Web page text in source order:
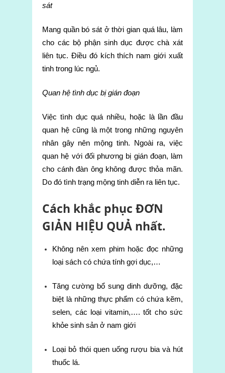
sát
Mang quần bó sát ở thời gian quá lâu, làm
cho các bộ phận sinh dục được chà xát
liên tục. Điều đó kích thích nam giới xuất
tinh trong lúc ngủ.
Quan hệ tình dục bị gián đoạn
Việc tình dục quá nhiều, hoặc là lần đầu
quan hệ cũng là một trong những nguyên
nhân gây nên mộng tinh. Ngoài ra, việc
quan hệ với đối phương bị gián đoạn, làm
cho cánh đàn ông không được thỏa mãn.
Do đó tình trạng mộng tinh diễn ra liên tục.
Cách khắc phục ĐƠN
GIẢN HIỆU QUẢ nhất.
Không nên xem phim hoặc đọc những
loại sách có chứa tính gợi dục,…
Tăng cường bổ sung dinh dưỡng, đặc
biệt là những thực phẩm có chứa kẽm,
selen, các loại vitamin,…. tốt cho sức
khỏe sinh sản ở nam giới
Loại bỏ thói quen uống rượu bia và hút
thuốc lá.